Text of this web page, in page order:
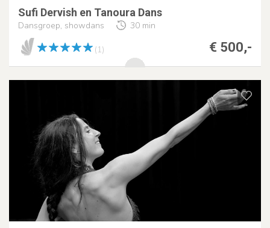
Sufi Dervish en Tanoura Dans
Dansgroep, showdans 30 min
€ 500,-
(1)